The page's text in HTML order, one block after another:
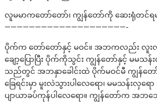
လူမမာကတော်တော်၊ ကျွန်တော်ကို ဆေးရုံတင်
————————————————————-
ပိုက်က တော်တော်နှင့် မဝင်။ အဘကလည်း လူးလှိ
ချော့ပြောပြီး ပိုက်ကိုသွင်း ကျွန်တော်နှင့် မမ
သည်တွင် အဘနှာခေါင်းထဲ ပိုက်မဝင်မီ ကျွန်တ
ခြေရင်းမှာ မူးလဲသွားပါလေရော၊ မမသန်းလှရေ
ပျာယာခပ်ကုန်ပါလေရော။ ကျွန်တော်က အဘ